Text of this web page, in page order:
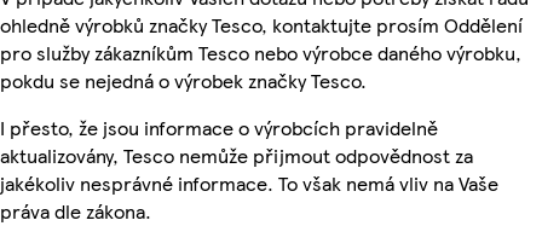
ohledně výrobků značky Tesco, kontaktujte prosím Oddělení
pro služby zákazníkům Tesco nebo výrobce daného výrobku,
pokdu se nejedná o výrobek značky Tesco.
I přesto, že jsou informace o výrobcích pravidelně
aktualizovány, Tesco nemůže přijmout odpovědnost za
jakékoliv nesprávné informace. To však nemá vliv na Vaše
práva dle zákona.